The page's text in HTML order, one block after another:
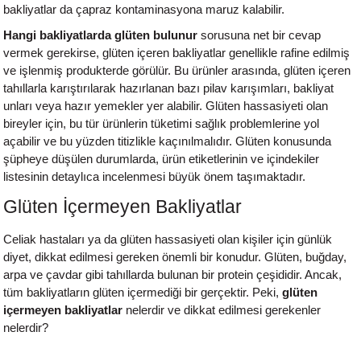
bakliyatlar da çapraz kontaminasyona maruz kalabilir.
Hangi bakliyatlarda glüten bulunur sorusuna net bir cevap
vermek gerekirse, glüten içeren bakliyatlar genellikle rafine edilmiş
ve işlenmiş produkterde görülür. Bu ürünler arasında, glüten içeren
tahıllarla karıştırılarak hazırlanan bazı pilav karışımları, bakliyat
unları veya hazır yemekler yer alabilir. Glüten hassasiyeti olan
bireyler için, bu tür ürünlerin tüketimi sağlık problemlerine yol
açabilir ve bu yüzden titizlikle kaçınılmalıdır. Glüten konusunda
şüpheye düşülen durumlarda, ürün etiketlerinin ve içindekiler
listesinin detaylıca incelenmesi büyük önem taşımaktadır.
Glüten İçermeyen Bakliyatlar
Celiak hastaları ya da glüten hassasiyeti olan kişiler için günlük
diyet, dikkat edilmesi gereken önemli bir konudur. Glüten, buğday,
arpa ve çavdar gibi tahıllarda bulunan bir protein çeşididir. Ancak,
tüm bakliyatların glüten içermediği bir gerçektir. Peki, glüten
içermeyen bakliyatlar nelerdir ve dikkat edilmesi gerekenler
nelerdir?